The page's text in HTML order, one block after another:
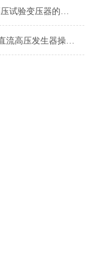
详细解析直流高压试验变压器的技术特点
ZGF-60kv/2MA直流高压发生器操作说明